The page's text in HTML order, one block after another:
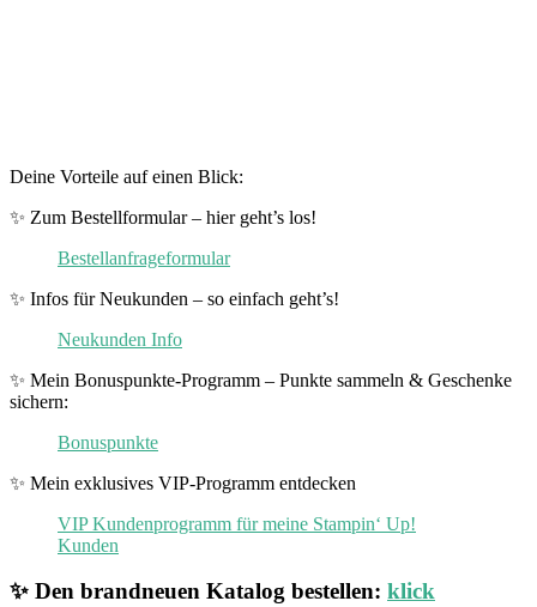
Deine Vorteile auf einen Blick:
✨ Zum Bestellformular – hier geht’s los!
Bestellanfrageformular
✨ Infos für Neukunden – so einfach geht’s!
Neukunden Info
✨ Mein Bonuspunkte-Programm – Punkte sammeln & Geschenke
sichern:
Bonuspunkte
✨ Mein exklusives VIP-Programm entdecken
VIP Kundenprogramm für meine Stampin‘ Up!
Kunden
✨ Den brandneuen Katalog bestellen: klick